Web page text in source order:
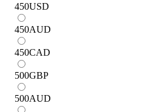
450USD
450AUD
450CAD
500GBP
500AUD